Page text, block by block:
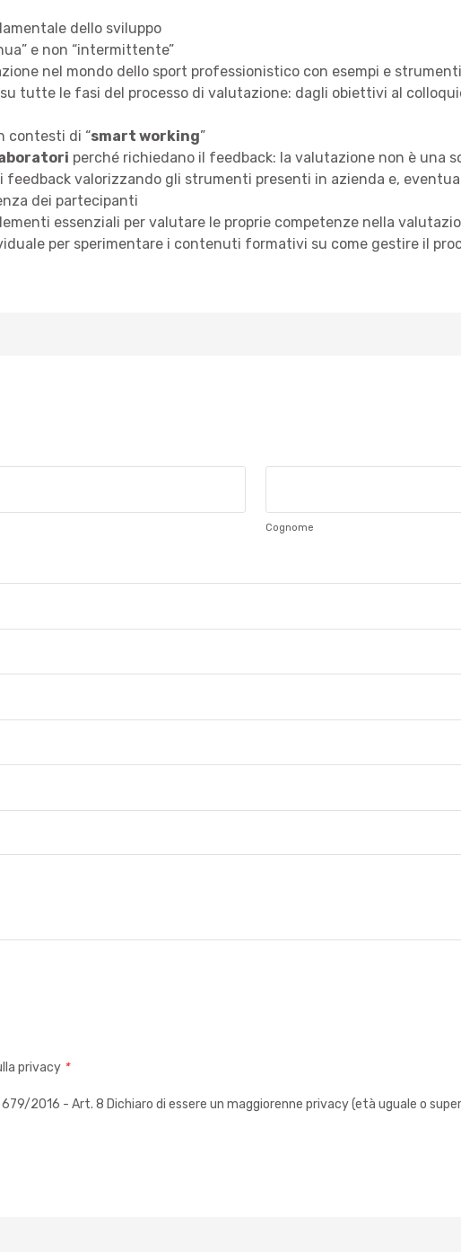
dello sviluppo
e non “intermittente”
nel mondo dello sport professionistico con esempi e strumenti
tutte le fasi del processo di valutazione: dagli obiettivi al
contesti di “smart working”
perché richiedano il feedback: la valutazione non è una
feedback valorizzando gli strumenti presenti in azienda e,
dei partecipanti
essenziali per valutare le proprie competenze nella
per sperimentare i contenuti formativi su come gestire il
Cognome
privacy *
2016 - Art. 8 Dichiaro di essere un maggiorenne privacy (età uguale o